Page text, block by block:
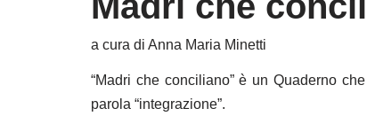
5. Tempi di vita e di lavoro
a cura di Anna Maria Minetti
“Madri che conciliano” è un Quaderno
parola “integrazione”.